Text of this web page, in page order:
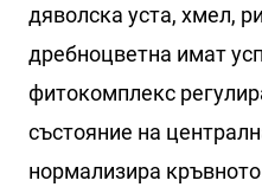
дяволска уста, хмел,
дребноцветна имат
фитокомплекс
състояние на
нормализира